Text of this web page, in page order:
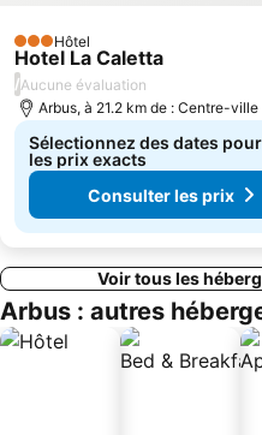
3 Étoiles
Hôtel
Hotel La Caletta
/Aucune évaluation
Arbus, à 21.2 km de : Centre-ville
Sélectionnez des dates
les prix exacts
Consulter les prix
Voir tous les
Arbus : autres